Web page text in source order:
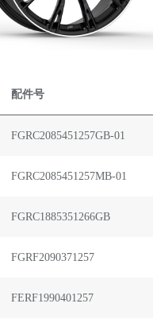
配件号
FGRC2085451257GB-01
FGRC2085451257MB-01
FGRC1885351266GB
FGRF2090371257
FERF1990401257